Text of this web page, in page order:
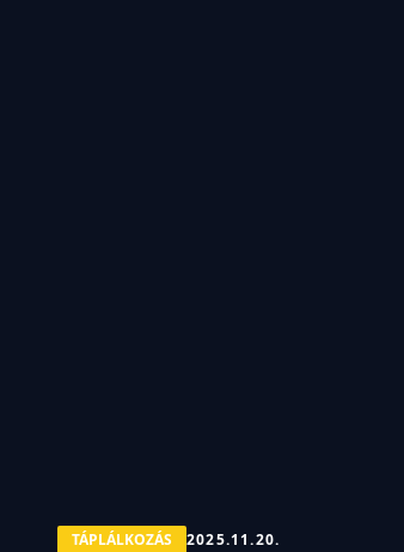
TÁPLÁLKOZÁS 2025.11.20.